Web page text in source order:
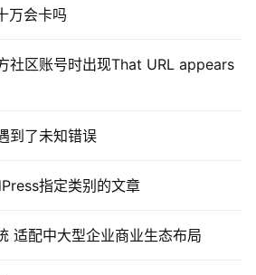
万会卡吗
社区账号时出现That URL appears
到了未知错误
指定类别的文章
适配中大型企业商业生态布局